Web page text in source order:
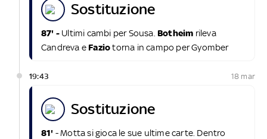
sostituzione
87' - Ultimi cambi per Sousa. Botheim rileva
Candreva e Faziotorna in campo per Gyomber
19:43 18 mar
sostituzione
81' - Motta si gioca le sue ultime carte. Dentro